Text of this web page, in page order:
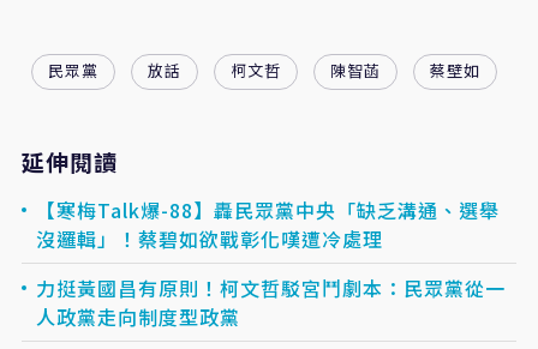
民眾黨 放話 柯文哲 陳智菡 蔡壁如
延伸閱讀
【寒梅Talk爆-88】轟民眾黨中央「缺乏溝通、選舉
沒邏輯」！蔡碧如欲戰彰化嘆遭冷處理
力挺黃國昌有原則！柯文哲駁宮鬥劇本：民眾黨從一
人政黨走向制度型政黨